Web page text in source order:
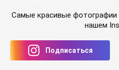
Самые красивые фотографии
нашем
Подписаться